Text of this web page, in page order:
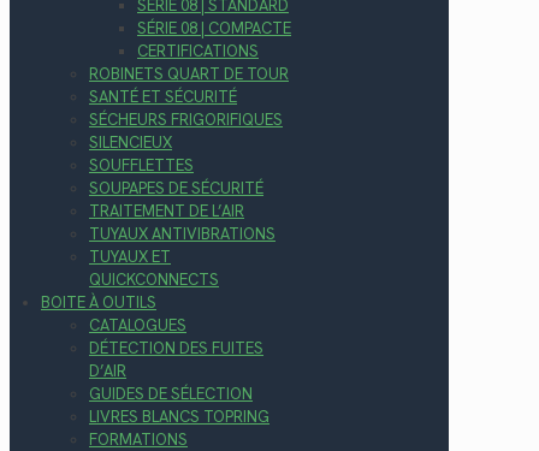
SÉRIE 08 | STANDARD
SÉRIE 08 | COMPACTE
CERTIFICATIONS
ROBINETS QUART DE TOUR
SANTÉ ET SÉCURITÉ
SÉCHEURS FRIGORIFIQUES
SILENCIEUX
SOUFFLETTES
SOUPAPES DE SÉCURITÉ
TRAITEMENT DE L’AIR
TUYAUX ANTIVIBRATIONS
TUYAUX ET
QUICKCONNECTS
BOITE À OUTILS
CATALOGUES
DÉTECTION DES FUITES
D’AIR
GUIDES DE SÉLECTION
LIVRES BLANCS TOPRING
FORMATIONS